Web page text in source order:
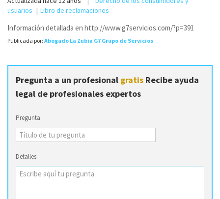
usuarios
Libro de reclamaciones
Información detallada en http://www.g7servicios.com/?p=391
Publicada por: Abogado La Zubia G7 Grupo de Servicios
Pregunta a un profesional gratis Recibe ayuda
legal de profesionales expertos
Pregunta
Detalles